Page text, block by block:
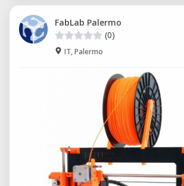
FabLab Palermo
(0)
IT, Palermo